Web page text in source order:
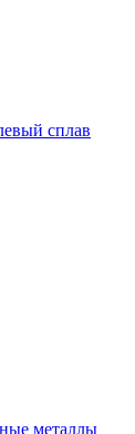
сплав
металлы